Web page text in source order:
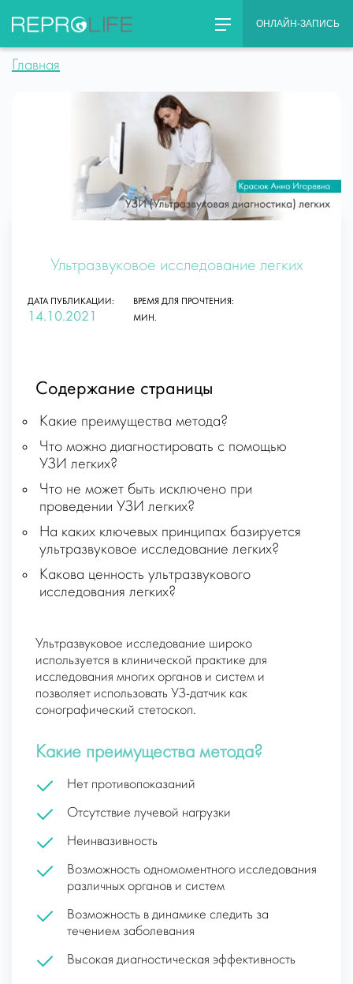
content
ОНЛАЙН-ЗАПИСЬ
Главная
Ультразвуковое исследование легких
ДАТА ПУБЛИКАЦИИ:
14.10.2021
ВРЕМЯ ДЛЯ ПРОЧТЕНИЯ:
МИН.
Содержание страницы
Какие преимущества метода?
Что можно диагностировать с помощью
УЗИ легких?
Что не может быть исключено при
проведении УЗИ легких?
На каких ключевых принципах базируется
ультразвуковое исследование легких?
Какова ценность ультразвукового
исследования легких?
Ультразвуковое исследование широко
используется в клинической практике для
исследования многих органов и систем и
позволяет использовать УЗ-датчик как
сонографический стетоскоп.
Какие преимущества метода?
Нет противопоказаний
Отсутствие лучевой нагрузки
Неинвазивность
Возможность одномоментного исследования
различных органов и систем
Возможность в динамике следить за
течением заболевания
Высокая диагностическая эффективность